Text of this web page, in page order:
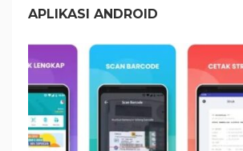
APLIKASI ANDROID